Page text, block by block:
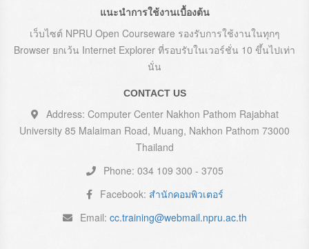
แนะนำการใช้งานเบื้องต้น
เว็บไซต์ NPRU Open Courseware รองรับการใช้งานในทุกๆ
Browser ยกเว้น Internet Explorer ที่รอบรับในเวอร์ชั่น 10 ขึ้นไปเท่า
นั่น
CONTACT US
Address: Computer Center Nakhon Pathom Rajabhat
University 85 Malaiman Road, Muang, Nakhon Pathom 73000
Thailand
Phone: 034 109 300 - 3705
Facebook: สำนักคอมพิวเตอร์
Email: cc.training@webmail.npru.ac.th